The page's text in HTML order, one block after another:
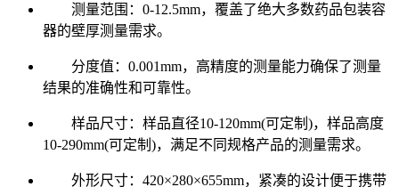
测量范围：0-12.5mm，覆盖了绝大多数药品包装容
器的壁厚测量需求。
分度值：0.001mm，高精度的测量能力确保了测量
结果的准确性和可靠性。
样品尺寸：样品直径10-120mm(可定制)，样品高度
10-290mm(可定制)，满足不同规格产品的测量需求。
外形尺寸：420×280×655mm，紧凑的设计便于携带